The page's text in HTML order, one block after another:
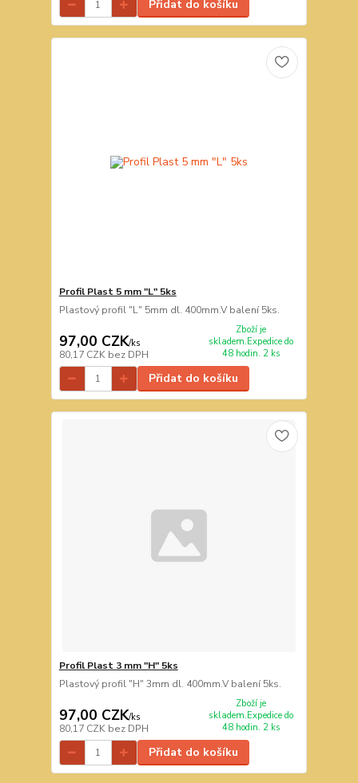
Přidat do košíku
Profil Plast 5 mm "L" 5ks
Plastový profil "L" 5mm dl. 400mm.V balení 5ks.
97,00 CZK/ks
80,17 CZK bez DPH
Zboží je
skladem.Expedice do
48 hodin. 2 ks
Přidat do košíku
Profil Plast 3 mm "H" 5ks
Plastový profil "H" 3mm dl. 400mm.V balení 5ks.
97,00 CZK/ks
80,17 CZK bez DPH
Zboží je
skladem.Expedice do
48 hodin. 2 ks
Přidat do košíku